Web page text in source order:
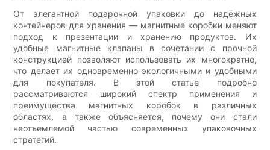
От элегантной подарочной упаковки до надёжных
контейнеров для хранения — магнитные коробки меняют
подход к презентации и хранению продуктов. Их
удобные магнитные клапаны в сочетании с прочной
конструкцией позволяют использовать их многократно,
что делает их одновременно экологичными и удобными
для покупателя. В этой статье подробно
рассматриваются широкий спектр применения и
преимущества магнитных коробок в различных
областях, а также объясняется, почему они стали
неотъемлемой частью современных упаковочных
стратегий.